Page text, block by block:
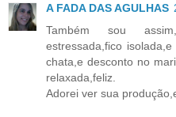
A FADA DAS AGULHAS
Também sou
estressada,fico
chata,e desconto no
relaxada,feliz.
Adorei ver sua